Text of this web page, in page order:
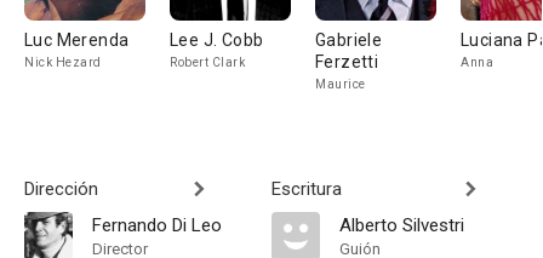
Luc Merenda
Nick Hezard
Lee J. Cobb
Robert Clark
Gabriele
Ferzetti
Maurice
Luciana
Anna
Dirección
Fernando Di Leo
Director
Escritura
Alberto Silvestri
Guión